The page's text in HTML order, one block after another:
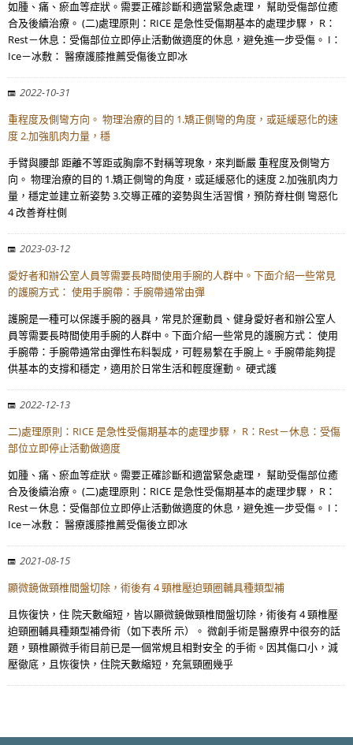
如腫、痛、瘀血等症狀。需要正確診斷和適當緊急處理， 幫助受傷部位癒
合及後續治療。 (二)處理原則：RICE 是急性受傷期基本的處理步驟， R：
Rest－休息：受傷部位立即停止活動做適度的休息，避免進一步受傷。 I：
Ice－冰敷： 醫療護膝推薦受傷後立即冰
2022-10-31
重程度及側彎方向。 物理治療的目的 1.矯正側彎的角度，或延緩惡化的速
度 2.加強肌肉力量，穩
手臂與腰部 距離不等距或胸廓不對稱等現象，來判斷嚴 重程度及側彎方
向。 物理治療的目的 1.矯正側彎的角度，或延緩惡化的速度 2.加強肌肉力
量，穩定並建立新姿勢 3.交導正確的姿勢與生活習慣，預防脊柱側 彎惡化
4 改善脊柱側
2023-03-12
愛好者和辦公室人員等需要長時間使用手腕的人群中。下面介紹一些常見
的護腕方式： 使用手腕帶：手腕帶通常由彈
護腕是一種可以保護手腕的器具，常見於運動員、健身愛好者和辦公室人
員等需要長時間使用手腕的人群中。下面介紹一些常見的護腕方式： 使用
手腕帶：手腕帶通常由彈性布料製成，可輕易繫在手腕上。手腕帶能夠提
供基本的支撐和穩定，適用於日常生活和輕度運動。 硬式護
2022-12-13
二)處理原則：RICE 是急性受傷期基本的處理步驟， R：Rest－休息：受傷
部位立即停止活動做適度
如腫、痛、瘀血等症狀。需要正確診斷和適當緊急處理， 幫助受傷部位癒
合及後續治療。 (二)處理原則：RICE 是急性受傷期基本的處理步驟， R：
Rest－休息：受傷部位立即停止活動做適度的休息，避免進一步受傷。 I：
Ice－冰敷： 醫療護膝推薦受傷後立即冰
2021-08-15
顯微鏡做頸椎間盤切除，術後有 4 頸椎壓迫頸圈輔具種類型補
且恢復快，住 院天數縮短，皆以顯微鏡做頸椎間盤切除，術後有 4 頸椎壓
迫頸圈輔具種類型補骨術（如下表所 示）。 微創手術是醫療界中很夯的話
題，頸椎顯微手術目前已是一個常規且相對安全 的手術。因其傷口小，減
壓徹底，且恢復快，住院天數縮短，充氣頸圈幾乎